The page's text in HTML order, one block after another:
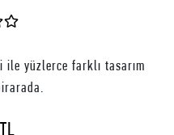
yüzlerce farklı tasarım